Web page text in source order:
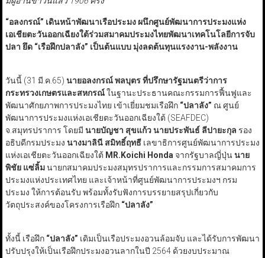
“อลงกรณ์” เดินหน้าพัฒนาเรือประมง ผนึกศูนย์พัฒนาการประมงแห่ง
เอเชียตะวันออกเฉียงใต้ร่วมสมาคมประมงไทยพัฒนาเทคโนโลยีการจับ
ปลา ยึด “เรือฝึกปลาลัง” เป็นต้นแบบ มุ่งลดต้นทุนแรงงาน-พลังงาน
วันนี้ (31 มี.ค.65) นายอลงกรณ์ พลบุตร ที่ปรึกษารัฐมนตรีว่าการ
กระทรวงเกษตรและสหกรณ์ในฐานะประธานคณะกรรมการฟื้นฟูและ
พัฒนาศักยภาพการประมงไทย เข้าเยี่ยมชมเรือฝึก “ปลาลัง” ณ ศูนย์
พัฒนาการประมงแห่งเอเชียตะวันออกเฉียงใต้ (SEAFDEC)
จ.สมุทรปราการ โดยมี นายบัญชา สุขแก้ว นายประพันธ์ ลีปายะกุล รอง
อธิบดีกรมประมง นางมาลินี สมิทธิ์ฤทธีเลขาธิการศูนย์พัฒนาการประมง
แห่งเอเชียตะวันออกเฉียงใต้ MR.Koichi Hondaจากรัฐบาลญี่ปุ่นนาย
พิชัย แซ่ลิ้มนายกสมาคมประมงสมุทรปราการและกรรมการสมาคมการ
ประมงแห่งประเทศไทย และเจ้าหน้าที่ศูนย์พัฒนาการประมงฯ กรม
ประมง ให้การต้อนรับ พร้อมทั้งรับฟังการบรรยายสรุปเกี่ยวกับ
วัตถุประสงค์ของโครงการเรือฝึก “ปลาลัง”
ทั้งนี้ เรือฝึก “ปลาลัง” เดิมเป็นเรือประมงอวนล้อมจับ และได้รับการพัฒนา
ปรับปรุงให้เป็นเรือฝึกประมงอวนลากในปี 2564 ด้วยงบประมาณ